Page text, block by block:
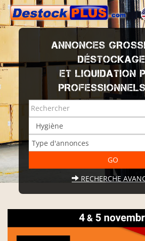
ANNONCES
ET LIQUIDATION
RECHERCHE